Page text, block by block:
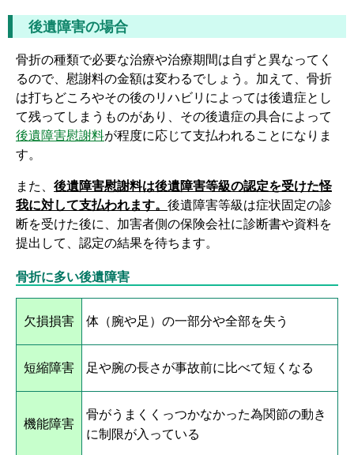
後遺障害の場合
骨折の種類で必要な治療や治療期間は自ずと異なってく
るので、慰謝料の金額は変わるでしょう。加えて、骨折
は打ちどころやその後のリハビリによっては後遺症とし
て残ってしまうものがあり、その後遺症の具合によって
後遺障害慰謝料が程度に応じて支払われることになりま
す。
また、 後遺障害慰謝料は後遺障害等級の認定を受けた怪
我に対して支払われます。 後遺障害等級は症状固定の診
断を受けた後に、加害者側の保険会社に診断書や資料を
提出して、認定の結果を待ちます。
骨折に多い後遺障害
欠損損害 体（腕や足）の一部分や全部を失う
短縮障害 足や腕の長さが事故前に比べて短くなる
機能障害
骨がうまくくっつかなかった為関節の動き
に制限が入っている